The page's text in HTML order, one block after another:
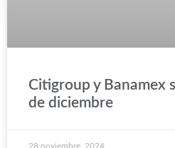
Citigroup y Banamex
de diciembre
28 noviembre, 2024